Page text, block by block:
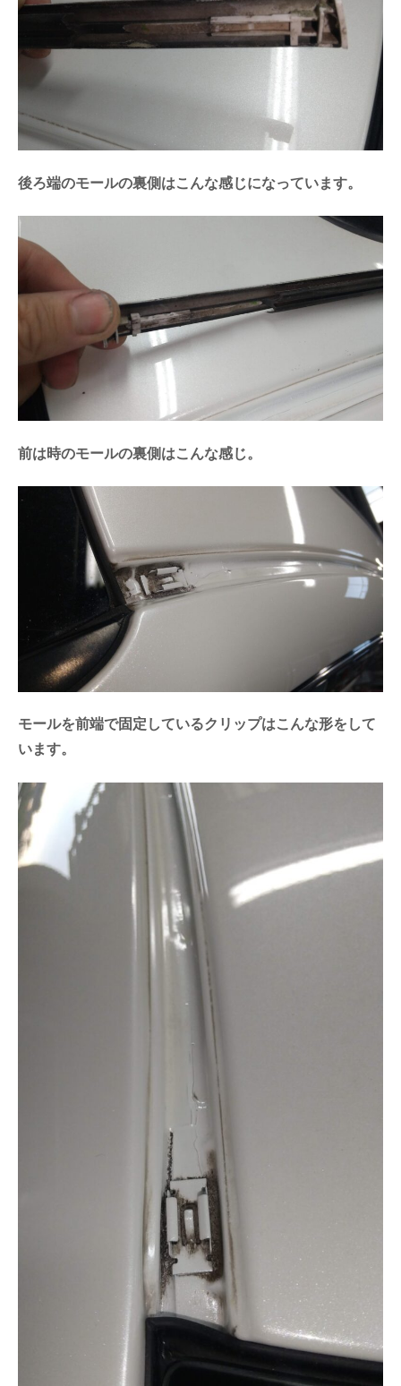
後ろ端のモールの裏側はこんな感じになっています。
前は時のモールの裏側はこんな感じ。
モールを前端で固定しているクリップはこんな形をして
います。